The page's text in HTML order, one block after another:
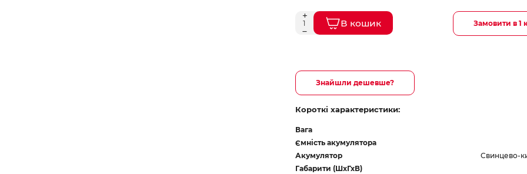
В кошик Замовити в 1
Знайшли дешевше?
Короткі характеристики:
Вага
Ємність акумулятора
Акумулятор
Свинцево-
Габарити (ШхГхВ)